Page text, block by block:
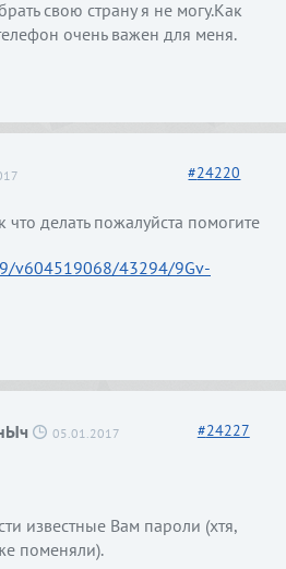
свою страну я не могу.Как
очень важен для меня.
#24220
что делать пожалуйста помогите
v604519068/43294/9Gv-
05.01.2017 #24227
известные Вам пароли (хтя,
поменяли).